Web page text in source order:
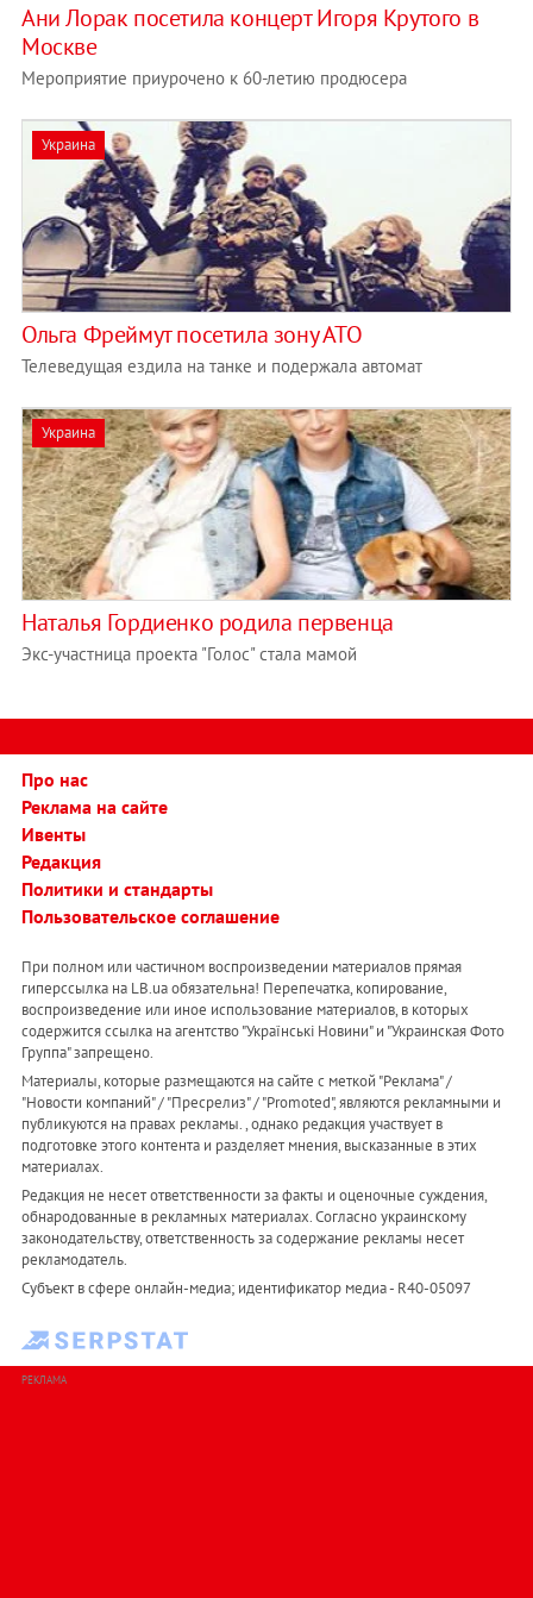
Ани Лорак посетила концерт Игоря Крутого в
Москве
Мероприятие приурочено к 60-летию продюсера
Украина
Ольга Фреймут посетила зону АТО
Телеведущая ездила на танке и подержала автомат
Украина
Наталья Гордиенко родила первенца
Экс-участница проекта "Голос" стала мамой
Про нас
Реклама на сайте
Ивенты
Редакция
Политики и стандарты
Пользовательское соглашение
При полном или частичном воспроизведении материалов прямая
гиперссылка на LB.ua обязательна! Перепечатка, копирование,
воспроизведение или иное использование материалов, в которых
содержится ссылка на агентство "Українськi Новини" и "Украинская Фото
Группа" запрещено.
Материалы, которые размещаются на сайте с меткой "Реклама" /
"Новости компаний" / "Пресрелиз" / "Promoted", являются рекламными и
публикуются на правах рекламы. , однако редакция участвует в
подготовке этого контента и разделяет мнения, высказанные в этих
материалах.
Редакция не несет ответственности за факты и оценочные суждения,
обнародованные в рекламных материалах. Согласно украинскому
законодательству, ответственность за содержание рекламы несет
рекламодатель.
Субъект в сфере онлайн-медиа; идентификатор медиа - R40-05097
РЕКЛАМА